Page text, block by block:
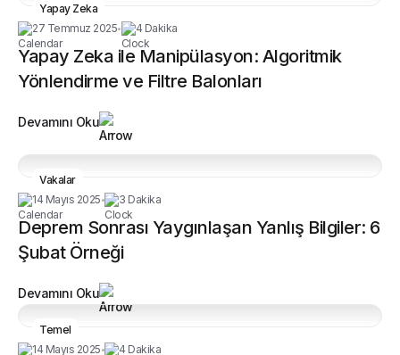
Yapay Zeka
27 Temmuz 2025• 4 Dakika
Yapay Zeka ile Manipülasyon: Algoritmik
Yönlendirme ve Filtre Balonları
Devamını Oku
Vakalar
14 Mayıs 2025 • 3 Dakika
Deprem Sonrası Yaygınlaşan Yanlış Bilgiler: 6
Şubat Örneği
Devamını Oku
Temel
14 Mayıs 2025 • 4 Dakika